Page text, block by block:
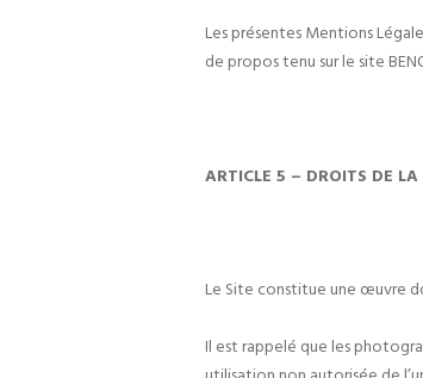
Les présentes Mentions
de propos tenu sur le site
ARTICLE 5 – DROITS DE LA
Le Site constitue une œuvre
Il est rappelé que les